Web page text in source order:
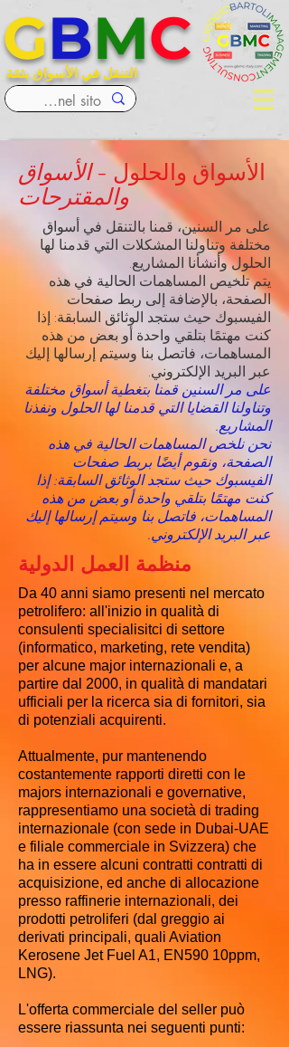
التنقل في الأسواق بثقة
GBMC
الأسواق والحلول -الأسواق
والمقترحات
على مر السنين، قمنا بالتنقل في أسواق
مختلفة وتناولنا المشكلات التي قدمنا لها
الحلول وأنشأنا المشاريع.
يتم تلخيص المساهمات الحالية في هذه
الصفحة، بالإضافة إلى ربط صفحات
الفيسبوك حيث ستجد الوثائق السابقة: إذا
كنت مهتمًا بتلقي واحدة أو بعض من هذه
المساهمات، فاتصل بنا وسيتم إرسالها إليك
عبر البريد الإلكتروني.
على مر السنين قمنا بتغطية أسواق مختلفة
وتناولنا القضايا التي قدمنا لها الحلول ونفذنا
المشاريع.
نحن نلخص المساهمات الحالية في هذه
الصفحة، ونقوم أيضًا بربط صفحات
الفيسبوك حيث ستجد الوثائق السابقة: إذا
كنت مهتمًا بتلقي واحدة أو بعض من هذه
المساهمات، فاتصل بنا وسيتم إرسالها إليك
عبر البريد الإلكتروني.
منظمة العمل الدولية
Da 40 anni siamo presenti nel mercato
petrolifero: all'inizio in qualità di
consulenti specialisitci di settore
(informatico, marketing, rete vendita)
per alcune major internazionali e, a
partire dal 2000, in qualità di mandatari
ufficiali per la ricerca sia di fornitori, sia
di potenziali acquirenti.
Attualmente, pur mantenendo
costantemente rapporti diretti con le
majors internazionali e governative,
rappresentiamo una società di trading
internazionale (con sede in Dubai-UAE
e filiale commerciale in Svizzera) che
ha in essere alcuni contratti contratti di
acquisizione, ed anche di allocazione
presso raffinerie internazionali, dei
prodotti petroliferi (dal greggio ai
derivati principali, quali Aviation
Kerosene Jet Fuel A1, EN590 10ppm,
LNG).
L'offerta commerciale del seller può
essere riassunta nei seguenti punti: